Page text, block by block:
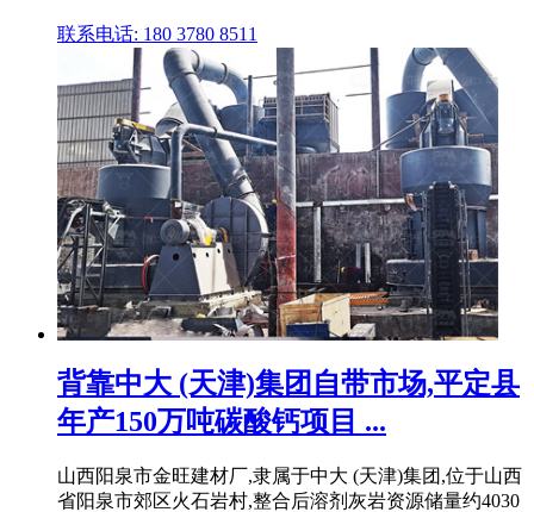
联系电话: 180 3780 8511
背靠中大 (天津)集团自带市场,平定县
年产150万吨碳酸钙项目 ...
山西阳泉市金旺建材厂,隶属于中大 (天津)集团,位于山西
省阳泉市郊区火石岩村,整合后溶剂灰岩资源储量约4030